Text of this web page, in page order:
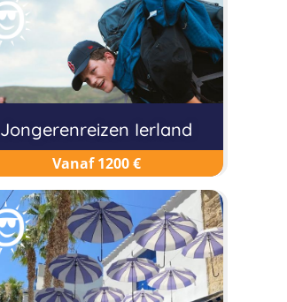
Jongerenreizen Ierland
Vanaf 1200 €